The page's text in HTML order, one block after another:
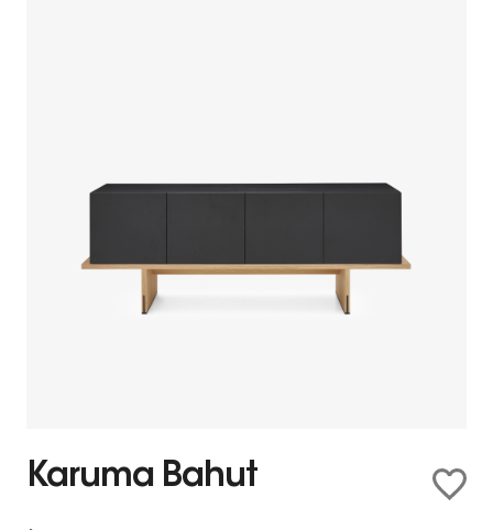
Karuma Bahut